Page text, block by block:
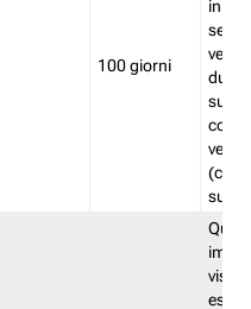
100 giorni
in